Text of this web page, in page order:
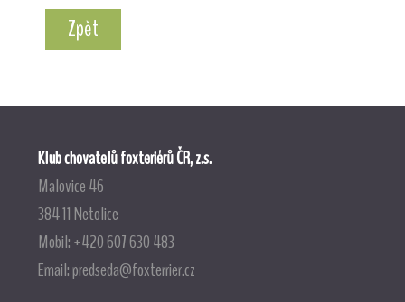
Zpět
Klub chovatelů foxteriérů ČR, z.s.
Malovice 46
384 11 Netolice
Mobil: +420 607 630 483
Email:predseda@foxterrier.cz